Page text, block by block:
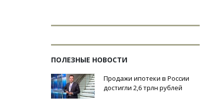
ПОЛЕЗНЫЕ НОВОСТИ
Продажи ипотеки в России
достигли 2,6 трлн рублей